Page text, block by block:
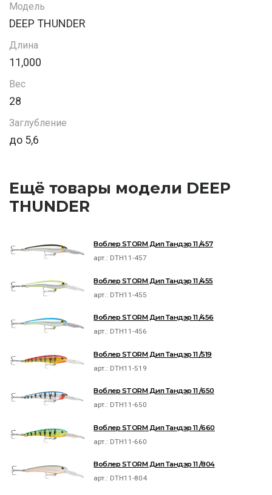
Модель
DEEP THUNDER
Длина
11,000
Вес
28
Заглубление
до 5,6
Ещё товары модели DEEP
THUNDER
Воблер STORM Дип Тандэр 11 /457
арт.: DTH11-457
Воблер STORM Дип Тандэр 11 /455
арт.: DTH11-455
Воблер STORM Дип Тандэр 11 /456
арт.: DTH11-456
Воблер STORM Дип Тандэр 11 /519
арт.: DTH11-519
Воблер STORM Дип Тандэр 11 /650
арт.: DTH11-650
Воблер STORM Дип Тандэр 11 /660
арт.: DTH11-660
Воблер STORM Дип Тандэр 11 /804
арт.: DTH11-804